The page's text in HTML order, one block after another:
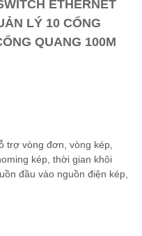
ETHERNET
LÝ 10 CỔNG
QUANG 100M
trợ vòng đơn, vòng kép,
kép, thời gian khôi
đầu vào nguồn điện kép,